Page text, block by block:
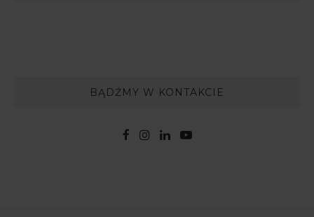
BĄDŹMY W KONTAKCIE